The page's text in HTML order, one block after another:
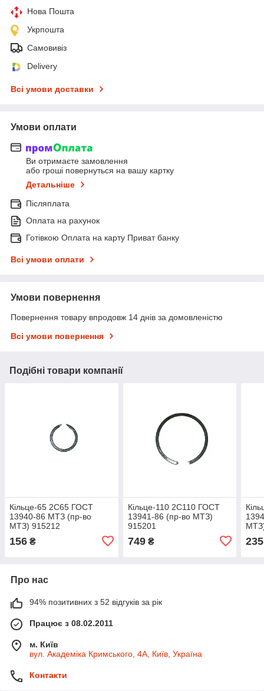
Нова Пошта
Укрпошта
Самовивіз
Delivery
Всі умови доставки
Умови оплати
Ви отримаєте замовлення
або гроші повернуться на вашу картку
Детальніше
Післяплата
Оплата на рахунок
Готівкою Оплата на карту Приват банку
Всі умови оплати
Умови повернення
Повернення товару впродовж 14 днів за домовленістю
Всі умови повернення
Подібні товари компанії
Кільце-65 2С65 ГОСТ
13940-86 МТЗ (пр-во
МТЗ) 915212
156 ₴
Кільце-110 2С110 ГОСТ
13941-86 (пр-во МТЗ)
915201
749₴ 235
Про нас
94% позитивних з 52 відгуків за рік
Працює з 08.02.2011
м. Київ
вул. Академіка Кримського, 4А, Київ, Україна
Контакти